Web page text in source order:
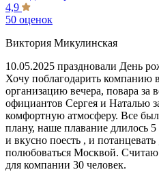
4,9
50 оценок
Виктория Микулинская
10.05.2025 праздновали День
Хочу поблагодарить компанию
организацию вечера, повара за
официантов Сергея и Наталью
комфортную атмосферу. Все
плану, наше плавание длилось
и вкусно поесть , и
полюбоваться Москвой.
для компании 30 человек.